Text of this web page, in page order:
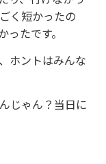
く短かったの
たです。
ホントはみんな
じゃん？当日に